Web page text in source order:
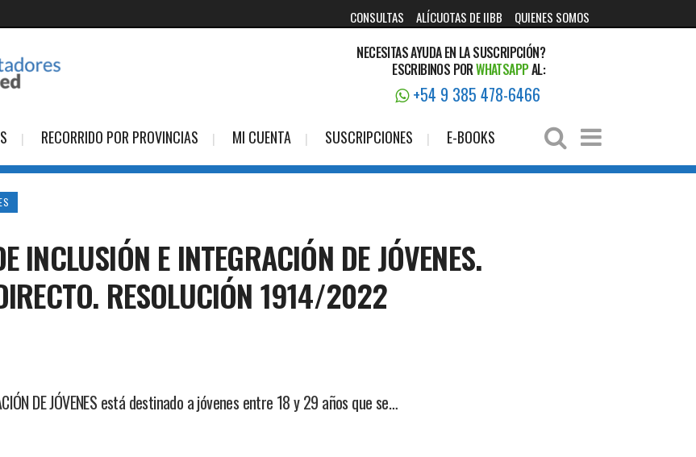
CONSULTAS ALÍCUOTAS DE IIBB QUIENES SOMOS
NECESITAS AYUDA EN LA SUSCRIPCIÓN?
ESCRIBINOS PORWHATSAPPAL:
+54 9 385 478-6466
RECORRIDO POR PROVINCIAS MI CUENTA SUSCRIPCIONES E-BOOKS
INCLUSIÓN E INTEGRACIÓN DE JÓVENES.
RESOLUCIÓN 1914/2022
DE JÓVENES está destinado a jóvenes entre 18 y 29 años que se…